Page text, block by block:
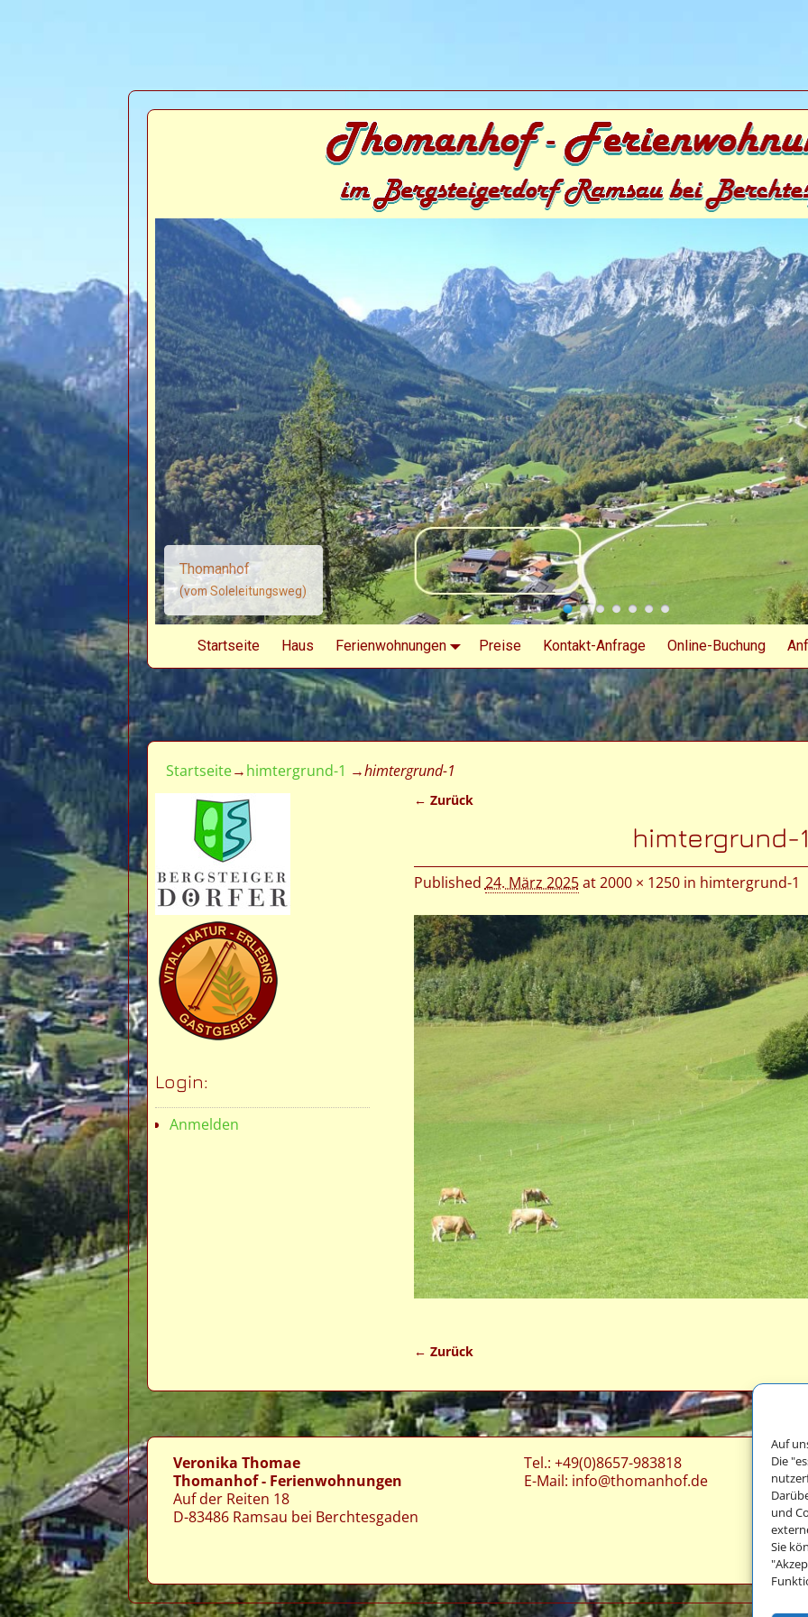
Auf
Die
und
Sie
Thomanhof
(vom Soleleitungsweg)
Startseite Haus Ferienwohnungen Preise Kontakt-Anfrage Online-Buchung
Startseite→himtergrund-1 →himtergrund-1
← Zurück
himtergrund-
Published 24. März 2025at2000 × 1250in himtergrund-1
← Zurück
Login:
Anmelden
Veronika Thomae
Thomanhof - Ferienwohnungen
Auf der Reiten 18
D-83486 Ramsau bei Berchtesgaden
Tel.: +49(0)8657-983818
E-Mail: info@thomanhof.de